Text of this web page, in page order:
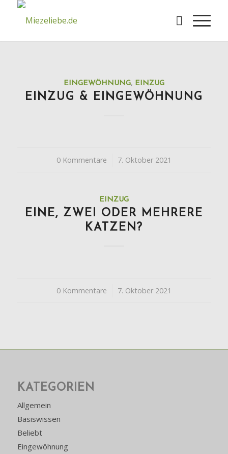
EINGEWÖHNUNG, EINZUG
EINZUG & EINGEWÖHNUNG
0 Kommentare
/ 7. Oktober 2021
EINZUG
EINE, ZWEI ODER MEHRERE
KATZEN?
0 Kommentare
/ 7. Oktober 2021
KATEGORIEN
Allgemein
Basiswissen
Beliebt
Eingewöhnung